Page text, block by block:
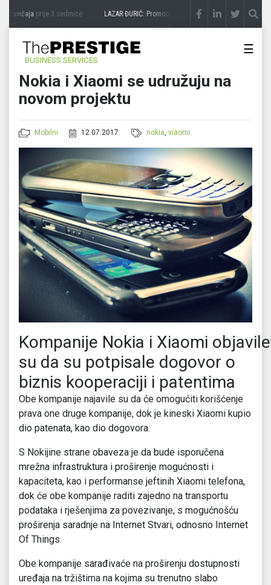
zavičajaprije 3 sedmice LAZAR ĐURIĆ: Promocija potencijal pretvara u destinaciju
BUSINESS SERVICES
☰
Nokia i Xiaomi se udružuju na
novom projektu
Mobilni 12.07.2017. nokia,xiaomi
Kompanije Nokia i Xiaomi objavile
su da su potpisale dogovor o
biznis kooperaciji i patentima
Obe kompanije najavile su da će omogućiti korišćenje
prava one druge kompanije, dok je kineski Xiaomi kupio
dio patenata, kao dio dogovora.
S Nokijine strane obaveza je da bude isporučena
mrežna infrastruktura i proširenje mogućnosti i
kapaciteta, kao i performanse jeftinih Xiaomi telefona,
dok će obe kompanije raditi zajedno na transportu
podataka i rješenjima za povezivanje, s mogućnošću
proširenja saradnje na Internet Stvari, odnosno Internet
Of Things.
Obe kompanije sarađivaće na proširenju dostupnosti
uređaja na tržištima na kojima su trenutno slabo